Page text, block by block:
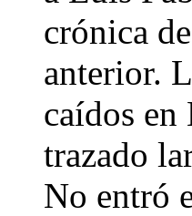
crónica
anterior.
caídos
trazado
No entró